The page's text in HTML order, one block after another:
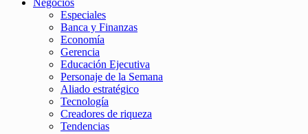
Negocios
Especiales
Banca y Finanzas
Economía
Gerencia
Educación Ejecutiva
Personaje de la Semana
Aliado estratégico
Tecnología
Creadores de riqueza
Tendencias